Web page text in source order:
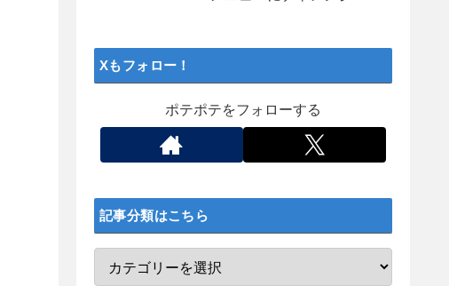
Xもフォロー！
ポテポテをフォローする
記事分類はこちら